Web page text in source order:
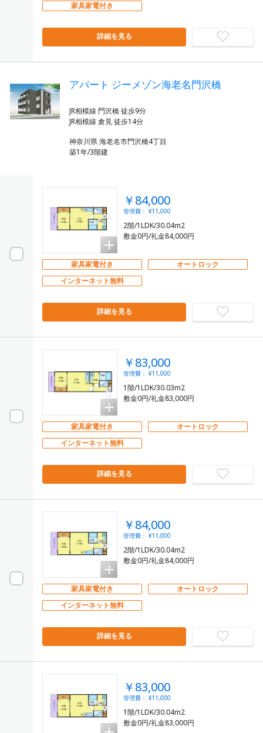
家具家電付き
詳細を見る
アパート ジーメゾン海老名門沢橋
JR相模線 門沢橋 徒歩9分
神奈川県 海老名市門沢橋4丁目
築1年/3階建
￥84,000
管理費： ¥11,000
2階/1LDK/30.04m2
敷金0円/礼金84,000円
家具家電付き
オートロック
インターネット無料
詳細を見る
￥83,000
管理費： ¥11,000
1階/1LDK/30.03m2
敷金0円/礼金83,000円
家具家電付き
オートロック
インターネット無料
詳細を見る
￥84,000
管理費： ¥11,000
2階/1LDK/30.04m2
敷金0円/礼金84,000円
家具家電付き
オートロック
インターネット無料
詳細を見る
￥83,000
管理費： ¥11,000
1階/1LDK/30.04m2
敷金0円/礼金83,000円